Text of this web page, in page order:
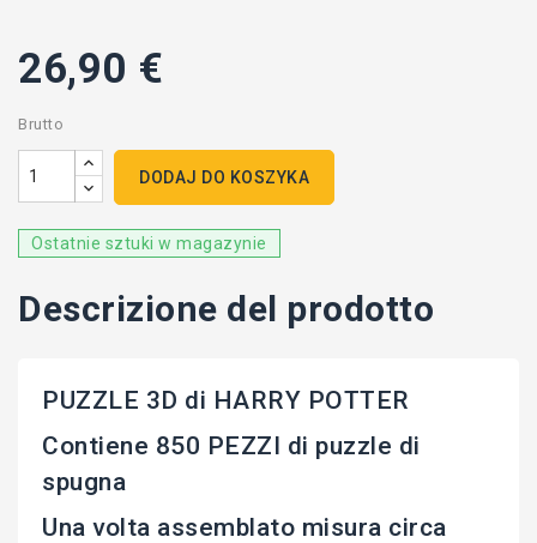
26,90 €
Brutto
DODAJ DO KOSZYKA
Ostatnie sztuki w magazynie
Descrizione del prodotto
PUZZLE 3D di HARRY POTTER
Contiene 850 PEZZI di puzzle di
spugna
Una volta assemblato misura circa